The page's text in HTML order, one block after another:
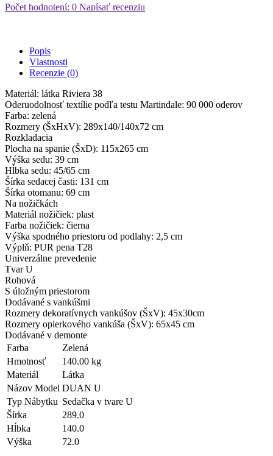
Počet hodnotení: 0 Napísať recenziu
Popis
Vlastnosti
Recenzie (0)
Materiál: látka Riviera 38
Oderuodolnosť textílie podľa testu Martindale: 90 000 oderov
Farba: zelená
Rozmery (ŠxHxV): 289x140/140x72 cm
Rozkladacia
Plocha na spanie (ŠxD): 115x265 cm
Výška sedu: 39 cm
Hĺbka sedu: 45/65 cm
Šírka sedacej časti: 131 cm
Šírka otomanu: 69 cm
Na nožičkách
Materiál nožičiek: plast
Farba nožičiek: čierna
Výška spodného priestoru od podlahy: 2,5 cm
Výplň: PUR pena T28
Univerzálne prevedenie
Tvar U
Rohová
S úložným priestorom
Dodávané s vankúšmi
Rozmery dekoratívnych vankúšov (ŠxV): 45x30cm
Rozmery opierkového vankúša (ŠxV): 65x45 cm
Dodávané v demonte
Farba
Zelená
Hmotnosť
140.00 kg
Materiál
Látka
Názov Model DUAN U
Typ Nábytku Sedačka v tvare U
Šírka
289.0
Hĺbka
140.0
Výška
72.0